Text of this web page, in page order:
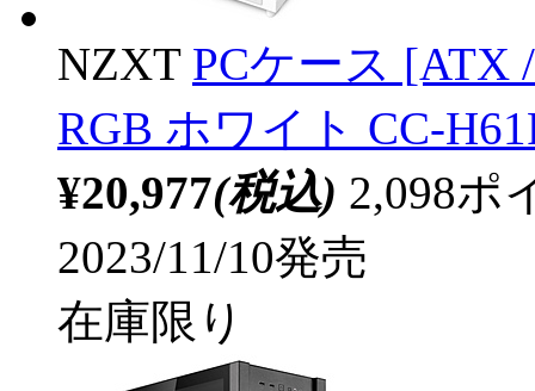
NZXT PCケース [ATX
RGB ホワイト CC-
¥20,977(税込) 2,098ポ
2023/11/10発売
在庫限り